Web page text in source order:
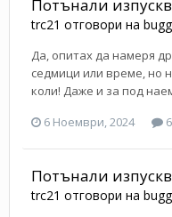
Потънали
trc21 отговори на
Да, опитах да намеря
седмици или време, но
коли! Даже и за под
6 Ноември, 2024
Потънали
trc21 отговори на